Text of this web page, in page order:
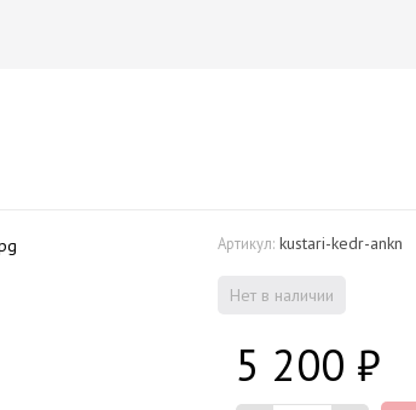
Артикул: kustari-kedr-ankn
Нет в наличии
5 200 ₽